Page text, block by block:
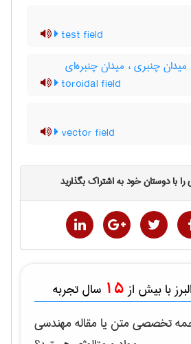
test field
میدان چنبری ، میدان چنبره‌ای
toroidal field
vector field
با دوستان خود به اشتراک بگذارید
با بیش از 15 سال تجربه
تخصصی متن یا مقالهمهندسی